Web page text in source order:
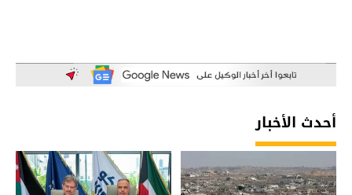
أحدث الأخبار